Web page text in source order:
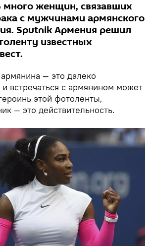
много женщин, связавших
с мужчинами армянского
Sputnik Армения решил
известных
— это далеко
встречаться с армянином может
этой фотоленты,
— это действительность.